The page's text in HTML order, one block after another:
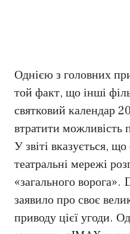
Однією з головних
той факт, що інші
святковий календар
втратити можливість
У звіті вказується, що
театральні мережі
«загального
заявило про своє
приводу цієї угоди.